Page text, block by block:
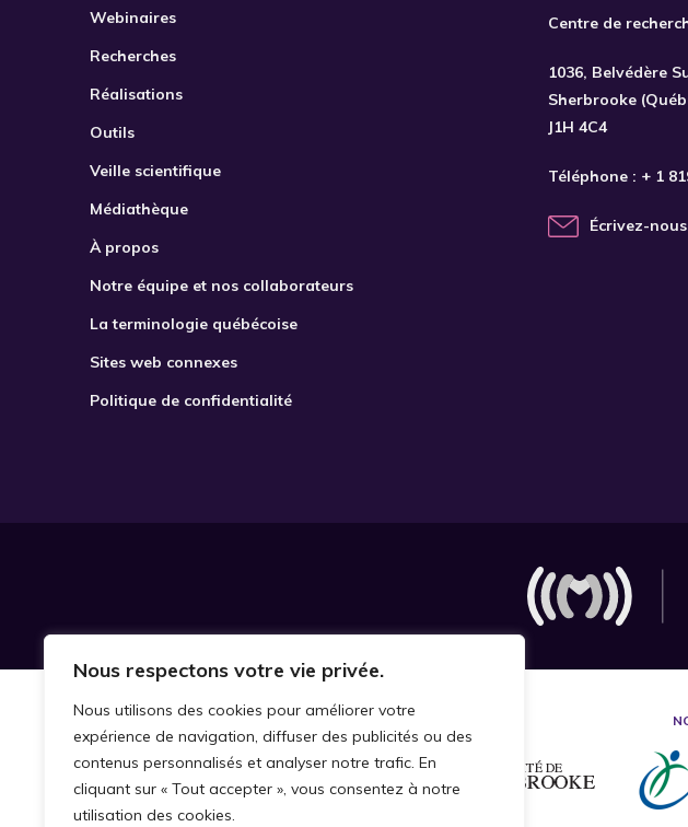
Nous respectons votre vie privée.
Nous utilisons des cookies pour améliorer votre
expérience de navigation, diffuser des publicités ou des
contenus personnalisés et analyser notre trafic. En
cliquant sur « Tout accepter », vous consentez à notre
utilisation des cookies.
Webinaires
Recherches
Réalisations
Outils
Veille scientifique
Médiathèque
À propos
Notre équipe et nos collaborateurs
La terminologie québécoise
Sites web connexes
Politique de confidentialité
Centre de
1036, Belvédère
Sherbrooke
J1H 4C4
Téléphone : + 1
Écrivez-nous